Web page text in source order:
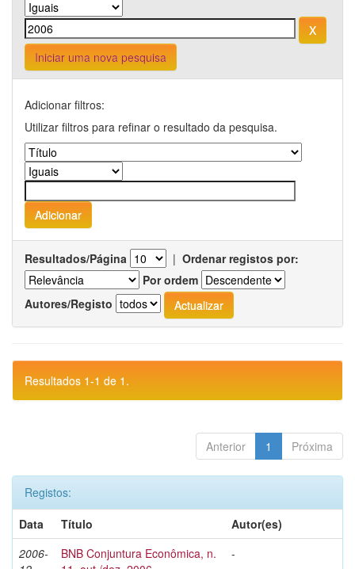
Iniciar uma nova pesquisa
Adicionar filtros:
Utilizar filtros para refinar o resultado da pesquisa.
Resultados/Página | Ordenar registos por:
Por ordem
Autores/Registo
Resultados 1-1 de 1.
Anterior 1 Próxima
Registos:
Data
Título
Autor(es)
2006-
BNB Conjuntura Econômica, n.
-